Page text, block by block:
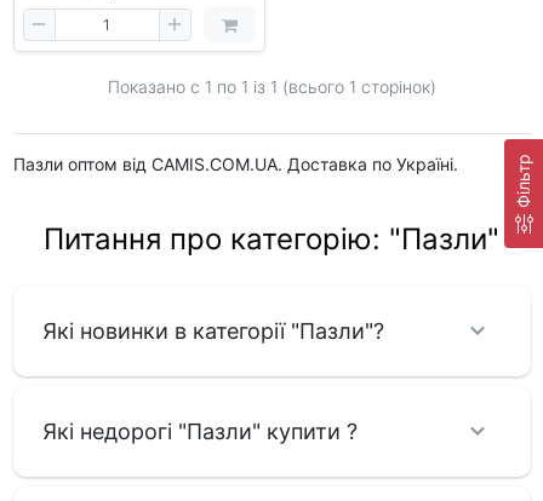
Фільтр
Показано с 1 по 1 із 1 (всього 1 сторінок)
Пазли оптом від CAMIS.COM.UA. Доставка по Україні.
Питання про категорію: "Пазли"
Які новинки в категорії "Пазли"?
Які недорогі "Пазли" купити ?